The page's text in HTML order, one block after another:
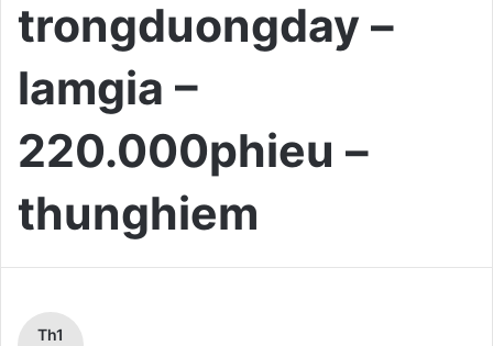
trongduongday –
lamgia –
220.000phieu –
thunghiem
Th1